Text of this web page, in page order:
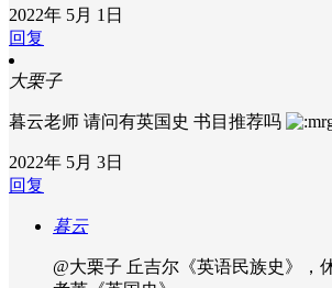
2022年 5月 1日
回复
大栗子
暮云老师 请问有英国史 书目推荐吗
2022年 5月 3日
回复
暮云
@大栗子 丘吉尔《英语民族史》，